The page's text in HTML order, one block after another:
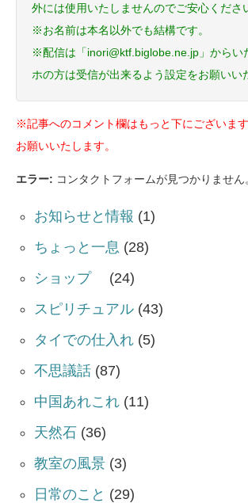
外には使用いたしませんのでご安心くださ
※お名前は本名以外でも結構です。
※配信は「inori@ktf.biglobe.ne.jp」からい
ホの方は受信が出来るよう設定をお願いい
※記事へのコメント欄はもっと下にございま
お願いいたします。
エラー: コンタクトフォームが見つかりません
お知らせと情報 (1)
ちょっと一息 (28)
ショップ
(24)
スピリチュアル (43)
タイでの仕入れ (5)
不思議話 (87)
中国あれこれ (11)
天然石 (36)
教室の風景 (3)
日常のこと (29)